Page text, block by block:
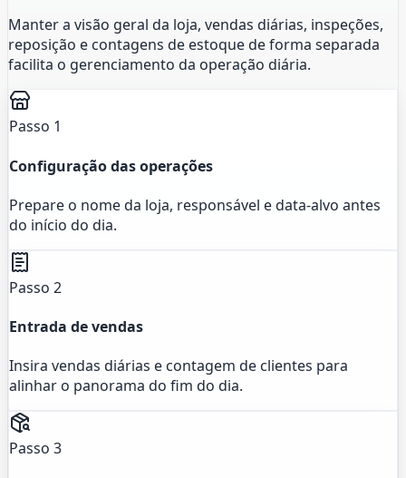
Manter a visão geral da loja, vendas diárias, inspeções,
reposição e contagens de estoque de forma separada
facilita o gerenciamento da operação diária.
Passo 1
Configuração das operações
Prepare o nome da loja, responsável e data-alvo antes
do início do dia.
Passo 2
Entrada de vendas
Insira vendas diárias e contagem de clientes para
alinhar o panorama do fim do dia.
Passo 3